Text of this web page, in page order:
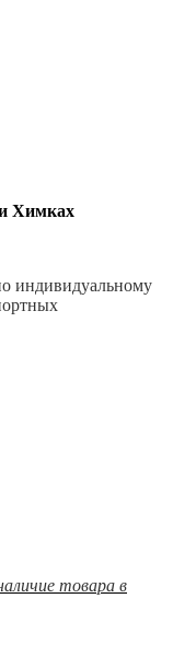
Химках
индивидуальному
товара в